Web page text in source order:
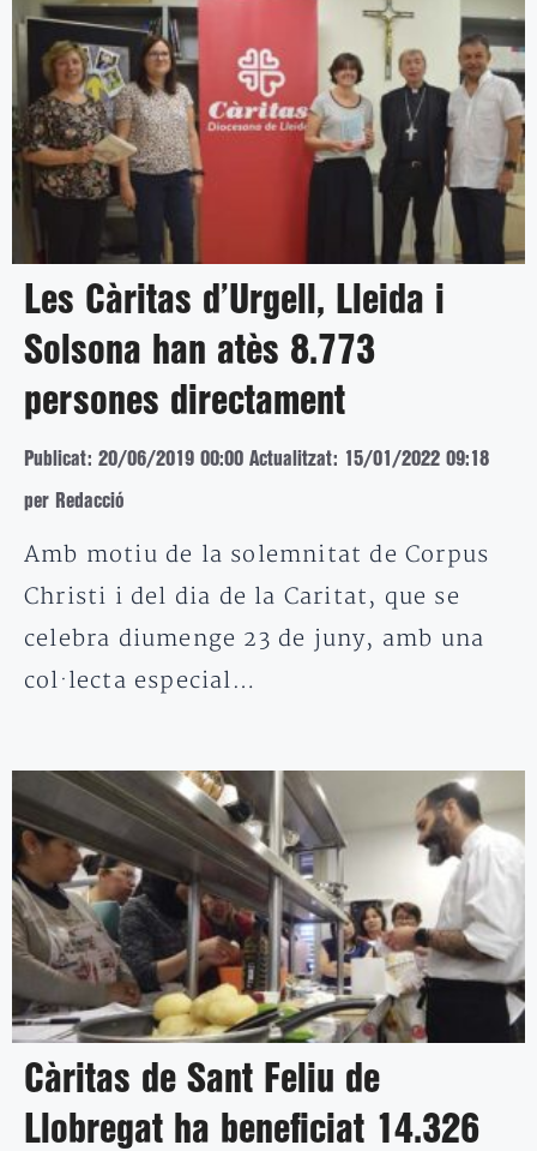
Les Càritas d’Urgell, Lleida i
Solsona han atès 8.773
persones directament
Publicat: 20/06/2019 00:00 Actualitzat: 15/01/2022 09:18
per Redacció
Amb motiu de la solemnitat de Corpus
Christi i del dia de la Caritat, que se
celebra diumenge 23 de juny, amb una
col·lecta especial…
Càritas de Sant Feliu de
Llobregat ha beneficiat 14.326